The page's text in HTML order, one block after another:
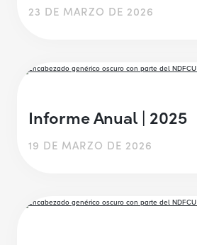
23 DE MARZO DE 2026
Informe Anual | 2025
19 DE MARZO DE 2026